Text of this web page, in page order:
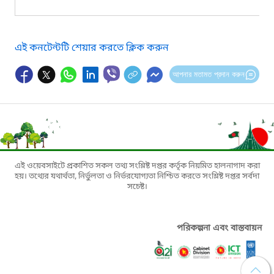
এই কনটেন্টটি শেয়ার করতে ক্লিক করুন
আপনার মতামত প্রদান করুন
এই ওয়েবসাইটে প্রকাশিত সকল তথ্য সংশ্লিষ্ট দপ্তর কর্তৃক নিয়মিত হালনাগাদ করা
হয়। তথ্যের যথার্থতা, নির্ভুলতা ও নির্ভরযোগ্যতা নিশ্চিত করতে সংশ্লিষ্ট দপ্তর সর্বদা
সচেষ্ট।
পরিকল্পনা এবং বাস্তবায়ন